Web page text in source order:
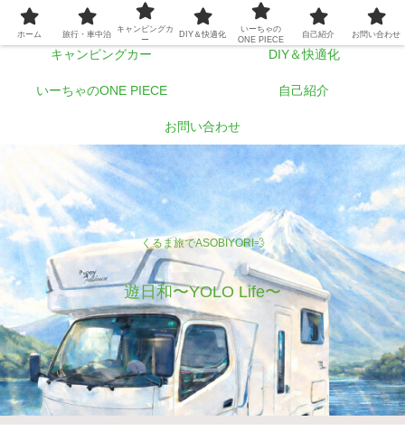
くるま旅でASOBIYORI💨
遊日和〜YOLO Life〜
ホーム 旅行・車中泊
キャンピングカー DIY＆快適化
いーちゃのONE PIECE 自己紹介
お問い合わせ
ホーム 旅行・車中泊
キャンピングカ
ー
DIY＆快適化
いーちゃの
ONE PIECE
自己紹介 お問い合わせ